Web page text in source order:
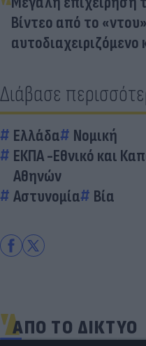
Βίντεο από το
αυτοδιαχειριζόμενο
Διάβασε
Ελλάδα
Νομική
ΕΚΠΑ -Εθνικό και
Αθηνών
Αστυνομία
Βία
ΑΠΟ ΤΟ ΔΙΚΤΥΟ